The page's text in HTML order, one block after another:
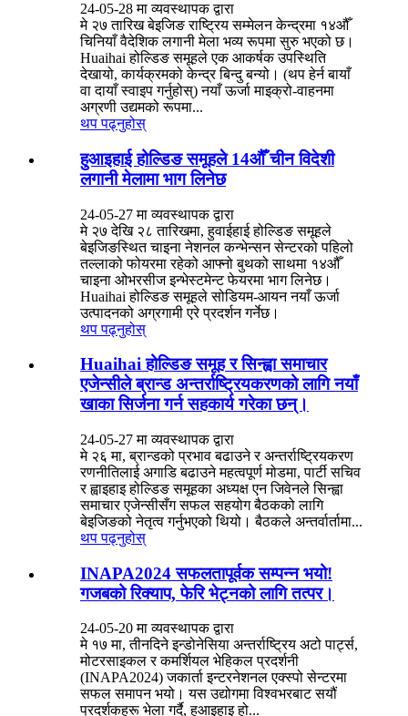
24-05-28 मा व्यवस्थापक द्वारा
मे २७ तारिख बेइजिङ राष्ट्रिय सम्मेलन केन्द्रमा १४औँ
चिनियाँ वैदेशिक लगानी मेला भव्य रूपमा सुरु भएको छ।
Huaihai होल्डिङ समूहले एक आकर्षक उपस्थिति
देखायो, कार्यक्रमको केन्द्र बिन्दु बन्यो। (थप हेर्न बायाँ
वा दायाँ स्वाइप गर्नुहोस्) नयाँ ऊर्जा माइक्रो-वाहनमा
अग्रणी उद्यमको रूपमा...
थप पढ्नुहोस्
हुआइहाई होल्डिङ समूहले 14औँ चीन विदेशी
लगानी मेलामा भाग लिनेछ
24-05-27 मा व्यवस्थापक द्वारा
मे २७ देखि २८ तारिखमा, हुवाईहाई होल्डिङ समूहले
बेइजिङस्थित चाइना नेशनल कन्भेन्सन सेन्टरको पहिलो
तल्लाको फोयरमा रहेको आफ्नो बुथको साथमा १४औँ
चाइना ओभरसीज इन्भेस्टमेन्ट फेयरमा भाग लिनेछ।
Huaihai होल्डिङ समूहले सोडियम-आयन नयाँ ऊर्जा
उत्पादनको अग्रगामी एरे प्रदर्शन गर्नेछ।
थप पढ्नुहोस्
Huaihai होल्डिङ समूह र सिन्ह्वा समाचार
एजेन्सीले ब्रान्ड अन्तर्राष्ट्रियकरणको लागि नयाँ
खाका सिर्जना गर्न सहकार्य गरेका छन्।
24-05-27 मा व्यवस्थापक द्वारा
मे २६ मा, ब्रान्डको प्रभाव बढाउने र अन्तर्राष्ट्रियकरण
रणनीतिलाई अगाडि बढाउने महत्वपूर्ण मोडमा, पार्टी सचिव
र ह्वाइहाइ होल्डिङ समूहका अध्यक्ष एन जिवेनले सिन्ह्वा
समाचार एजेन्सीसँग सफल सहयोग बैठकको लागि
बेइजिङको नेतृत्व गर्नुभएको थियो। बैठकले अन्तर्वार्तामा...
थप पढ्नुहोस्
INAPA2024 सफलतापूर्वक सम्पन्न भयो!
गजबको रिक्याप, फेरि भेट्नको लागि तत्पर।
24-05-20 मा व्यवस्थापक द्वारा
मे १७ मा, तीनदिने इन्डोनेसिया अन्तर्राष्ट्रिय अटो पार्ट्स,
मोटरसाइकल र कमर्शियल भेहिकल प्रदर्शनी
(INAPA2024) जकार्ता इन्टरनेशनल एक्स्पो सेन्टरमा
सफल समापन भयो। यस उद्योगमा विश्वभरबाट सयौं
प्रदर्शकहरू भेला गर्दै, हुआइहाइ हो...